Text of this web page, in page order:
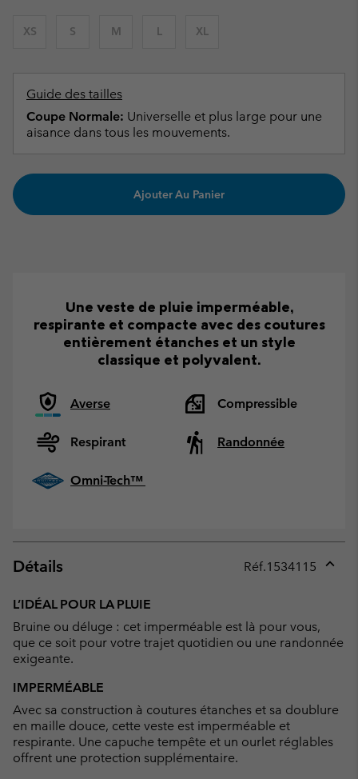
XS S M L XL
Guide des tailles
Coupe Normale: Universelle et plus large pour une
aisance dans tous les mouvements.
Ajouter Au Panier
Une veste de pluie imperméable,
respirante et compacte avec des coutures
entièrement étanches et un style
classique et polyvalent.
Averse Compressible
Respirant Randonnée
Omni-Tech™
Détails Réf.1534115
L’IDÉAL POUR LA PLUIE
Bruine ou déluge : cet imperméable est là pour vous,
que ce soit pour votre trajet quotidien ou une randonnée
exigeante.
IMPERMÉABLE
Avec sa construction à coutures étanches et sa doublure
en maille douce, cette veste est imperméable et
respirante. Une capuche tempête et un ourlet réglables
offrent une protection supplémentaire.